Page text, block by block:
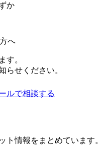
か
へ
す。
らせください。
ルで相談する
ト情報をまとめています。